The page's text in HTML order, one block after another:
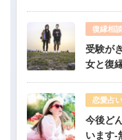
復縁相談
受験が
女と復
恋愛占い
今後ど
います-